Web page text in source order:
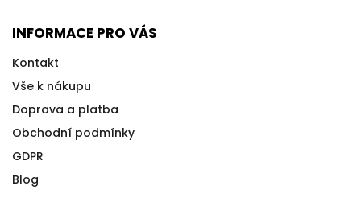
INFORMACE PRO VÁS
Kontakt
Vše k nákupu
Doprava a platba
Obchodní podmínky
GDPR
Blog